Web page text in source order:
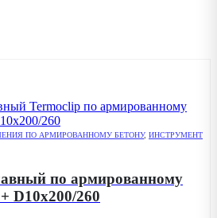
ПО АРМИРОВАННОМУ БЕТОНУ, ИНСТРУМЕНТ
по армированному
D10x200/260